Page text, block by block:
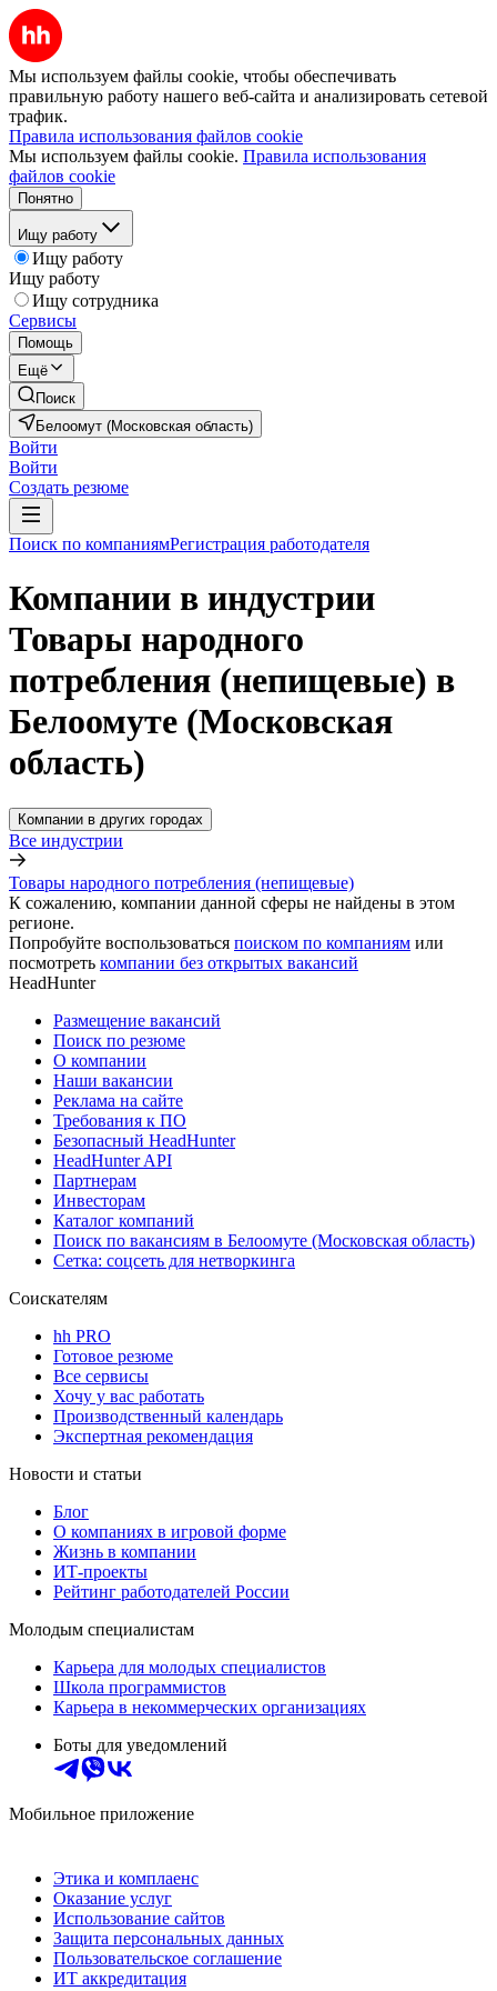
Мы используем файлы cookie, чтобы обеспечивать
правильную работу нашего веб-сайта и анализировать сетевой
трафик.
Правила использования файлов cookie
Мы используем файлы cookie. Правила использования
файлов cookie
Понятно
Ищу работу
Ищу работу
Ищу работу
Ищу сотрудника
Сервисы
Помощь
Ещё
Поиск
Белоомут (Московская область)
Войти
Войти
Создать резюме
Поиск по компаниямРегистрация работодателя
Компании в индустрии
Товары народного
потребления (непищевые) в
Белоомуте (Московская
область)
Компании в других городах
Все индустрии
Товары народного потребления (непищевые)
К сожалению, компании данной сферы не найдены в этом
регионе.
Попробуйте воспользоваться поиском по компаниям или
посмотреть компании без открытых вакансий
HeadHunter
Размещение вакансий
Поиск по резюме
О компании
Наши вакансии
Реклама на сайте
Требования к ПО
Безопасный HeadHunter
HeadHunter API
Партнерам
Инвесторам
Каталог компаний
Поиск по вакансиям в Белоомуте (Московская область)
Сетка: соцсеть для нетворкинга
Соискателям
hh PRO
Готовое резюме
Все сервисы
Хочу у вас работать
Производственный календарь
Экспертная рекомендация
Новости и статьи
Блог
О компаниях в игровой форме
Жизнь в компании
ИТ-проекты
Рейтинг работодателей России
Молодым специалистам
Карьера для молодых специалистов
Школа программистов
Карьера в некоммерческих организациях
Боты для уведомлений
Мобильное приложение
Этика и комплаенс
Оказание услуг
Использование сайтов
Защита персональных данных
Пользовательское соглашение
ИТ аккредитация